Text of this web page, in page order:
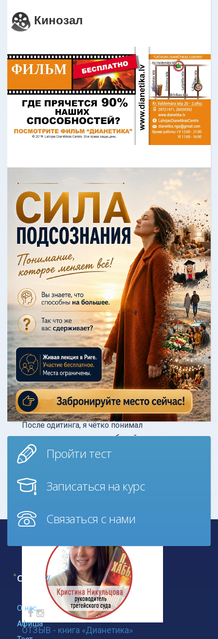
«белка в колесе». Я нечаянно
наткнулась на какой-то Оксфордский
Узнать больше
ОТЗЫВ - "Ремонт жизни"
Я не могла сконцентрировать
внимание и постоянно делала 10 дел
одновременно. Здесь я первый раз
ощутила спокойствие и меня
отпустило. Когда
Узнать больше
ОТЗЫВ - Дианетический одитинг
После одитинга, я чётко понимал
источник моих головных болей за
последний год — это было из-за
случая с велосипедом, хотя мне и
казалос
ОТЗЫВ - книга «Дианетика»
Кинозал
Пройти тест
Записаться на курс
Связаться с нами
О нас
О нас
Афиша